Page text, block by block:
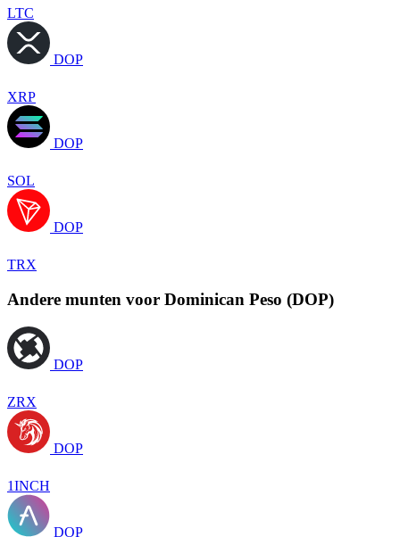
LTC
DOP
XRP
DOP
SOL
DOP
TRX
Andere munten voor Dominican Peso (DOP)
DOP
ZRX
DOP
1INCH
DOP